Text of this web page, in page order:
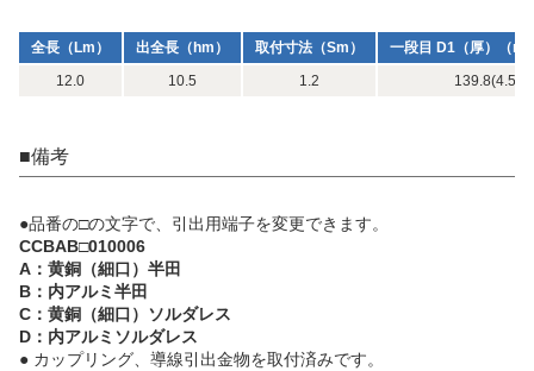
全長（Lm） 出全長（hm） 取付寸法（Sm）
一段目 D1（厚）（
12.0
10.5 1.2 139.8(4.5)
■備考
●品番の□の文字で、引出用端子を変更できます。
CCBAB□010006
A：黄銅（細口）半田
B：内アルミ半田
C：黄銅（細口）ソルダレス
D：内アルミソルダレス
● カップリング、導線引出金物を取付済みです。